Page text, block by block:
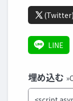
(Twitter)
LINE
埋め込む